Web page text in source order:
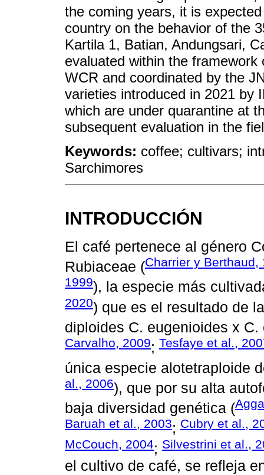
the coming years, it is
country on the behavior of the
Kartila 1, Batian, Andungsari,
evaluated within the
WCR and coordinated by the
varieties introduced in 2021 by
which are under quarantine at
subsequent evaluation in the
Keywords: coffee; cultivars;
Sarchimores
INTRODUCCIÓN
El café pertenece al género
Rubiaceae (Charrier y Berthaud,
1999), la especie más
2020) que es el resultado de
diploides C. eugenioides x C.
Carvalho, 2009; Tesfaye et al.,
única especie alotetraploide
al., 2006), que por su alta
baja diversidad genética (
Baruah et al., 2003; Cubry et al.,
McCouch, 2004; Silvestrini et al.,
el cultivo de café, se refleja